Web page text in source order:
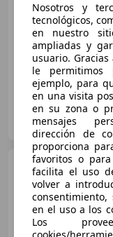
03/2024
OCASIONPLUS RIVAS
ES-28522 RIVAS
Nosotros y
tecnológicos,
en nuestro
ampliadas y
usuario.
le permitimos
ejemplo, para
en una visita
en su zona o
mensajes
dirección de
proporciona
favoritos o
facilita el uso
volver a
en el uso a los
Los